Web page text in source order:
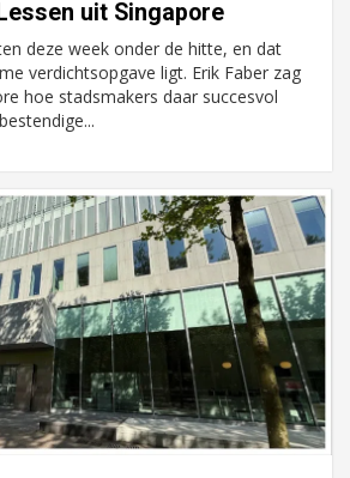
uit Singapore
deze week onder de hitte, en dat
verdichtsopgave ligt. Erik Faber zag
hoe stadsmakers daar succesvol
Bekijk
Hilversum
Voormalig politiebureau
Bekijk
Zaandam
Zorgcomplex
Bekijk
Zwanenburg